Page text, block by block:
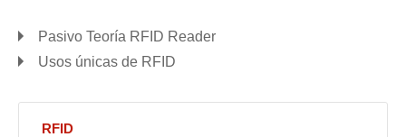
Pasivo Teoría RFID Reader
Usos únicas de RFID
RFID